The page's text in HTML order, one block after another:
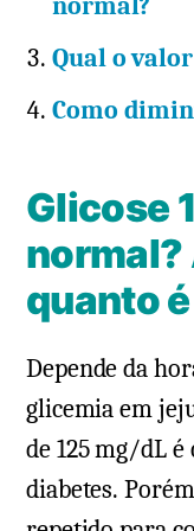
Qual o
Como
Glicose
normal?
quanto
Depende da
glicemia em
de 125 mg/dL
diabetes.